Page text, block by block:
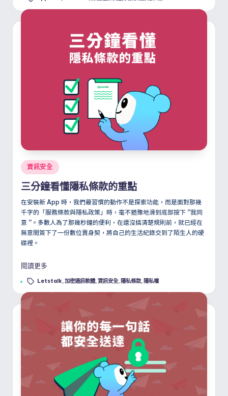
Posted
in
資訊安全
三分鐘看懂隱私條款的重點
在安裝新 App 時，我們最習慣的動作不是探索功能，而是面對那幾
千字的「服務條款與隱私政策」時，毫不猶豫地滑到底部按下 ”我同
意 ” 。多數人為了那幾秒鐘的便利，在還沒搞清楚規則前，就已經在
無意間簽下了一份數位賣身契，將自己的生活紀錄交到了陌生人的硬
碟裡。
閱讀更多
Tags: Letstalk,加密通訊軟體,資訊安全, 隱私條款, 隱私權